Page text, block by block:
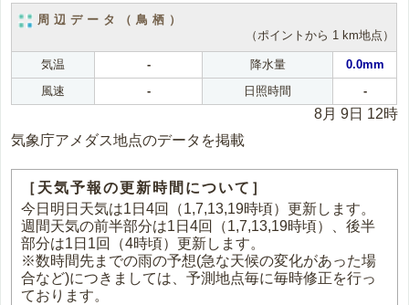
周辺データ（鳥栖）
（ポイントから 1 km地点）
気温 - 降水量
0.0mm
風速
- 日照時間 -
8月 9日 12時
気象庁アメダス地点のデータを掲載
［天気予報の更新時間について］
今日明日天気は1日4回（1,7,13,19時頃）更新します。
週間天気の前半部分は1日4回（1,7,13,19時頃）、後半
部分は1日1回（4時頃）更新します。
※数時間先までの雨の予想(急な天候の変化があった場
合など)につきましては、予測地点毎に毎時修正を行っ
ております。